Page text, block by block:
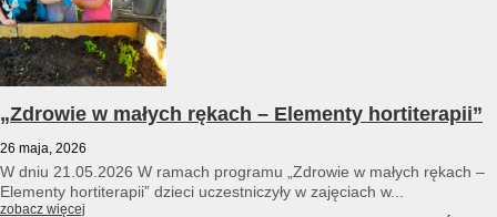
„Zdrowie w małych rękach – Elementy hortiterapii”
26 maja, 2026
W dniu 21.05.2026 W ramach programu „Zdrowie w małych rękach –
Elementy hortiterapii” dzieci uczestniczyły w zajęciach w...
zobacz więcej